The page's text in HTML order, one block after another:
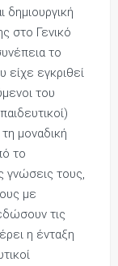
δημιουργική
στο Γενικό
το
εγκριθεί
του
μοναδική
το
γνώσεις τους,
με
τις
η ένταξη